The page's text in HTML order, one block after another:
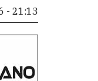
- 21:13